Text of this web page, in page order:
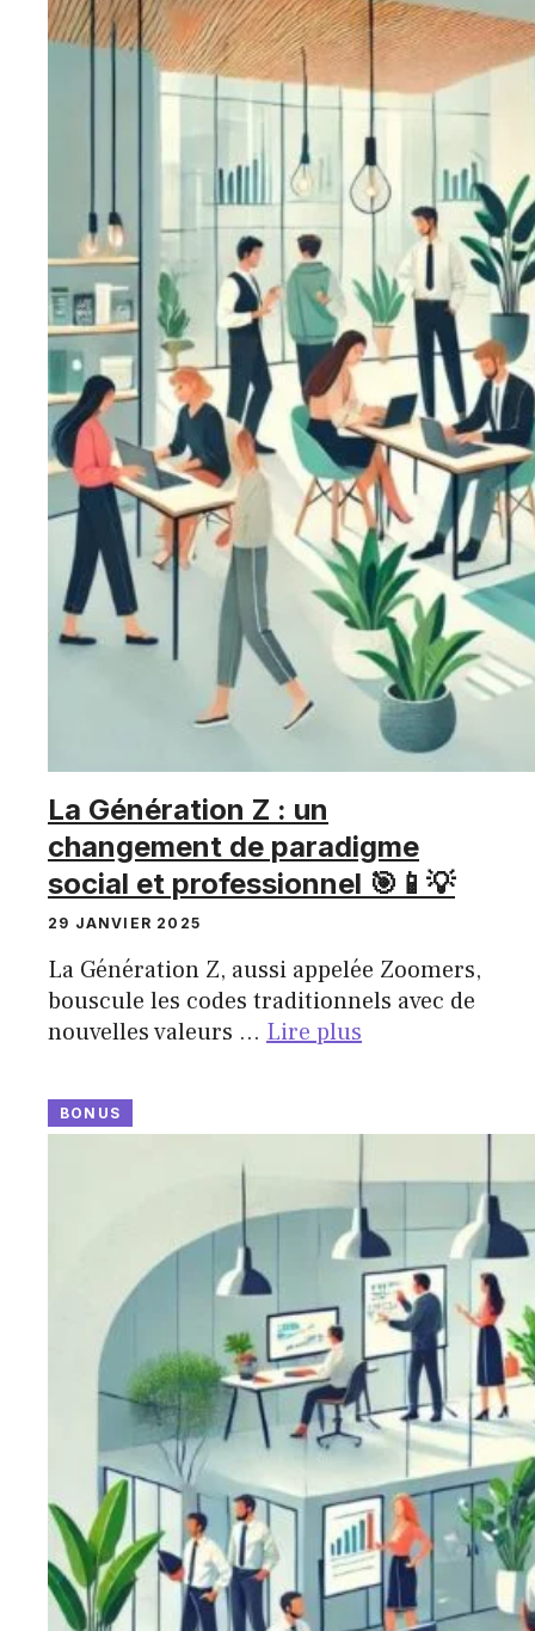
La Génération Z : un
changement de paradigme
social et professionnel 🎯📱💡
29 JANVIER 2025
La Génération Z, aussi appelée Zoomers,
bouscule les codes traditionnels avec de
nouvelles valeurs … Lire plus
BONUS